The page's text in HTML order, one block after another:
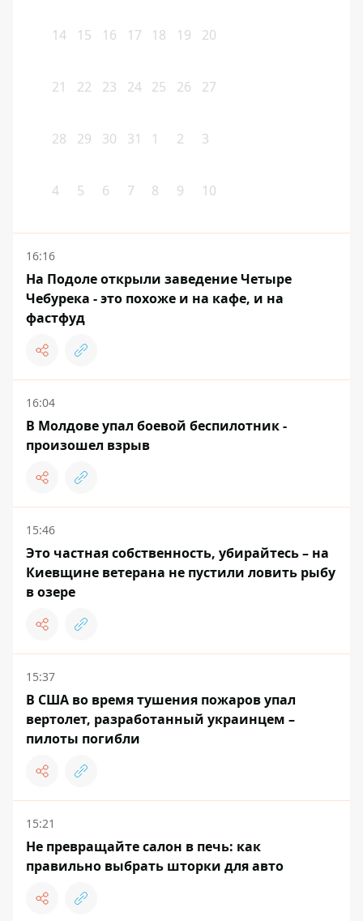
14 15 16 17 18 19 20
21 22 23 24 25 26 27
28 29 30 31 1 2 3
4 5 6 7 8 9 10
16:16
На Подоле открыли заведение Четыре
Чебурека - это похоже и на кафе, и на
фастфуд
16:04
В Молдове упал боевой беспилотник -
произошел взрыв
15:46
Это частная собственность, убирайтесь – на
Киевщине ветерана не пустили ловить рыбу
в озере
15:37
В США во время тушения пожаров упал
вертолет, разработанный украинцем –
пилоты погибли
15:21
Не превращайте салон в печь: как
правильно выбрать шторки для авто